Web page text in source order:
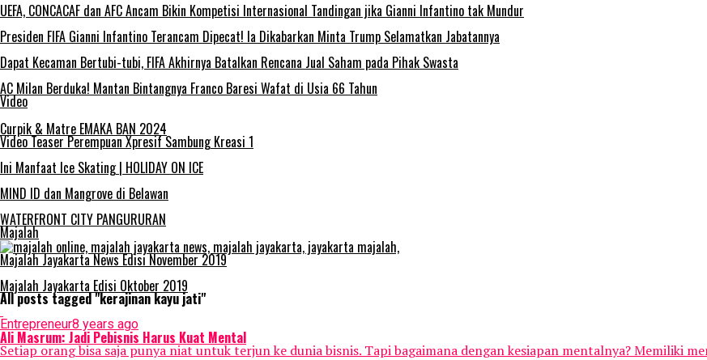
UEFA, CONCACAF dan AFC Ancam Bikin Kompetisi Internasional Tandingan jika Gianni Infantino tak Mundur
Presiden FIFA Gianni Infantino Terancam Dipecat! Ia Dikabarkan Minta Trump Selamatkan Jabatannya
Dapat Kecaman Bertubi-tubi, FIFA Akhirnya Batalkan Rencana Jual Saham pada Pihak Swasta
AC Milan Berduka! Mantan Bintangnya Franco Baresi Wafat di Usia 66 Tahun
Video
Curpik & Matre EMAKA BAN 2024
Video Teaser Perempuan Xpresif Sambung Kreasi 1
Ini Manfaat Ice Skating | HOLIDAY ON ICE
MIND ID dan Mangrove di Belawan
WATERFRONT CITY PANGURURAN
Majalah
Majalah Jayakarta News Edisi November 2019
Majalah Jayakarta Edisi Oktober 2019
All posts tagged "kerajinan kayu jati"
Entrepreneur8 years ago
Ali Masrum: Jadi Pebisnis Harus Kuat Mental
Setiap orang bisa saja punya niat untuk terjun ke dunia bisnis. Tapi bagaimana dengan kesiapan mentalnya? Memiliki